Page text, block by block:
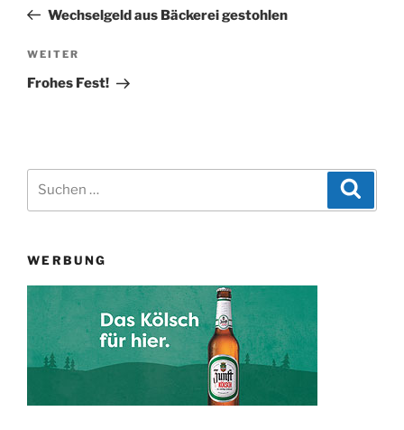
Beitrag
Wechselgeld aus Bäckerei gestohlen
Nächster
Beitrag
WEITER
Frohes Fest!
WERBUNG